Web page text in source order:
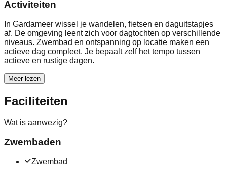
Activiteiten
In Gardameer wissel je wandelen, fietsen en daguitstapjes
af. De omgeving leent zich voor dagtochten op verschillende
niveaus. Zwembad en ontspanning op locatie maken een
actieve dag compleet. Je bepaalt zelf het tempo tussen
actieve en rustige dagen.
Meer lezen
Faciliteiten
Wat is aanwezig?
Zwembaden
Zwembad